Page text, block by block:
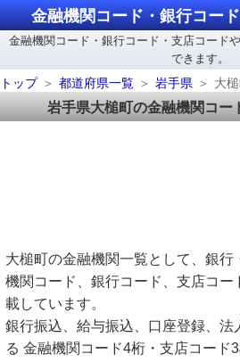
金融機関コード・銀行コー
金融機関コード・銀行コード・支店コード
できます。
トップ
都道府県一覧 岩手県 大槌
岩手県大槌町の金融機関コー
大槌町の金融機関一覧として、銀行
機関コード、銀行コード、支店コー
載しています。
銀行振込、給与振込、口座登録、法
る 金融機関コード4桁・支店コード